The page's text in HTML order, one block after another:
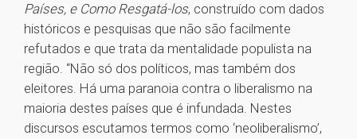
Países, e Como Resgatá-los, construído com dados
históricos e pesquisas que não são facilmente
refutados e que trata da mentalidade populista na
região. “Não só dos políticos, mas também dos
eleitores. Há uma paranoia contra o liberalismo na
maioria destes países que é infundada. Nestes
discursos escutamos termos como ‘neoliberalismo’,